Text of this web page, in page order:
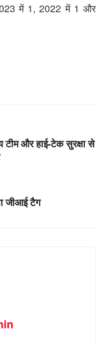
में 1, 2022 में 1 और
टीम और हाई-टेक सुरक्षा से
जीआई टैग